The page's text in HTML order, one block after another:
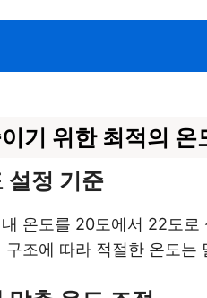
기 위한 최적의 온
설정 기준
온도를 20도에서 22도
조에 따라 적절한 온도는